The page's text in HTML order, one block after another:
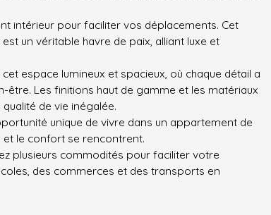
intérieur pour faciliter vos déplacements. Cet
un véritable havre de paix, alliant luxe et
espace lumineux et spacieux, où chaque détail a
être. Les finitions haut de gamme et les matériaux
de vie inégalée.
unique de vivre dans un appartement de
et le confort se rencontrent.
plusieurs commodités pour faciliter votre
des commerces et des transports en